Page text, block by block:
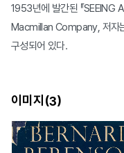
1953년에 발간된 『SEEING
Macmillan Company, 저자
구성되어 있다.
이미지(3)